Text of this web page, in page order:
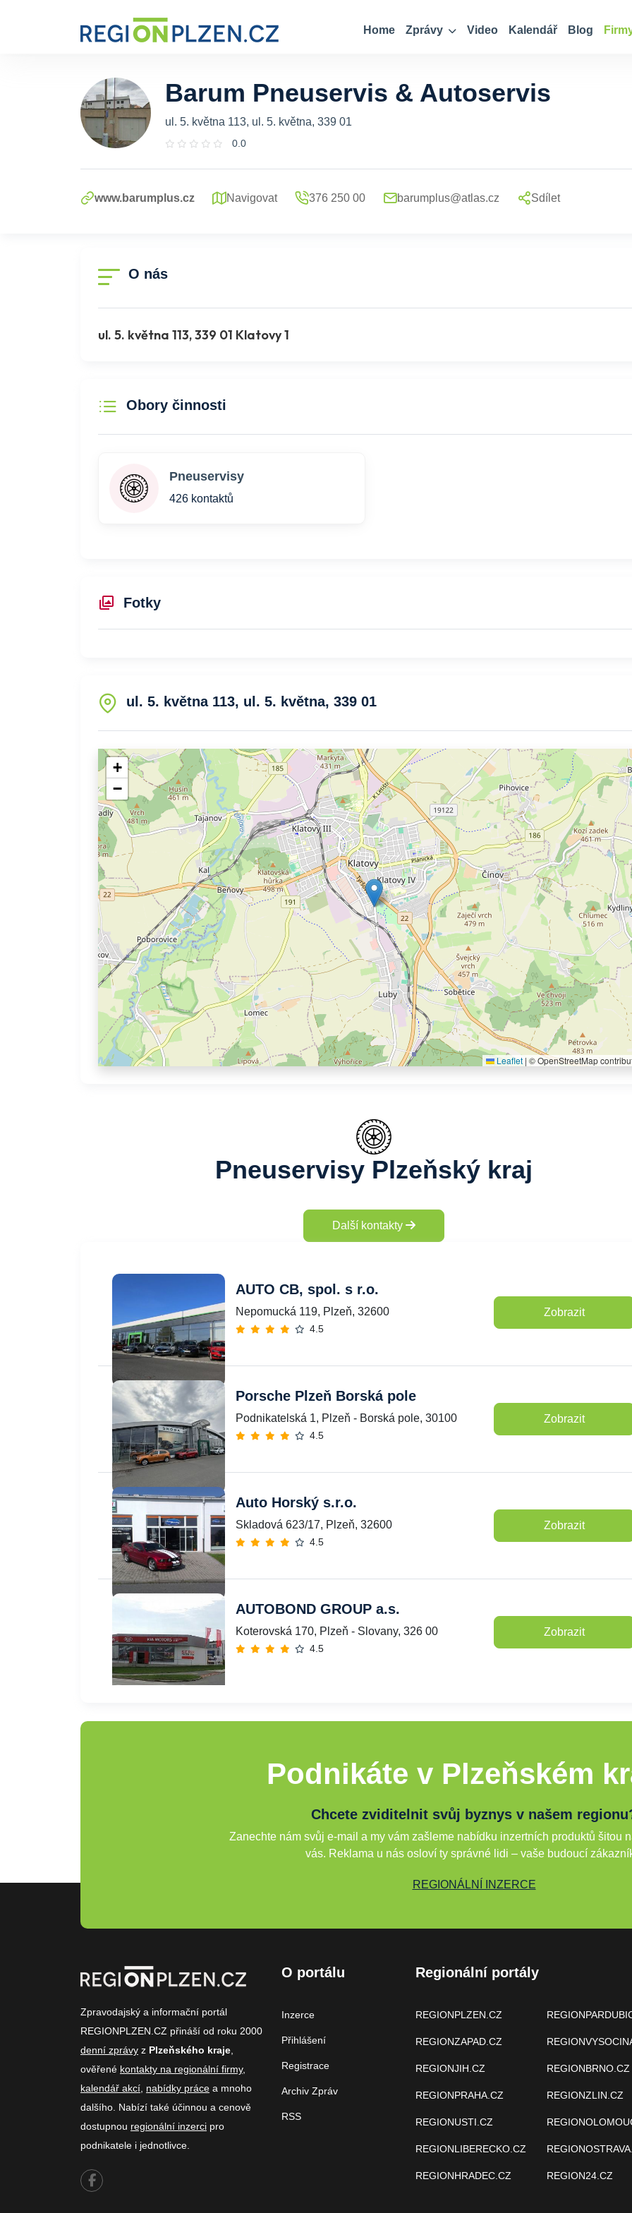
Home Zprávy Video Kalendář Blog
Barum Pneuservis & Autoservis
ul. 5. května 113, ul. 5. května, 339 01
0.0
www.barumplus.cz Navigovat 376 250 00 barumplus@atlas.cz Sdílet
O nás
ul. 5. května 113, 339 01 Klatovy 1
Obory činnosti
Pneuservisy
426 kontaktů
Fotky
ul. 5. května 113, ul. 5. května, 339 01
+
−
Leaflet | © OpenStreetMap
Pneuservisy Plzeňský kraj
Další kontakty
AUTO CB, spol. s r.o.
Nepomucká 119, Plzeň, 32600
4.5
Zobrazit
Porsche Plzeň Borská pole
Podnikatelská 1, Plzeň - Borská pole, 30100
4.5
Zobrazit
Auto Horský s.r.o.
Skladová 623/17, Plzeň, 32600
4.5
Zobrazit
AUTOBOND GROUP a.s.
Koterovská 170, Plzeň - Slovany, 326 00
4.5
Zobrazit
Podnikáte v Plzeňském
Chcete zviditelnit svůj byznys v našem
Zanechte nám svůj e-mail a my vám zašleme nabídku inzertních produktů šitou
vás. Reklama u nás osloví ty správné lidi – vaše budoucí
REGIONÁLNÍ INZERCE
Zpravodajský a informační portál
REGIONPLZEN.CZ přináší od roku 2000
denní zprávy z Plzeňského kraje
ověřené kontakty na regionální firmy,
kalendář akcí nabídky práce a mnoho
dalšího. Nabízí také účinnou a cenově
dostupnou regionální inzerci pro
podnikatele i jednotlivce.
O portálu
Inzerce
Přihlášení
Registrace
Archiv Zpráv
RSS
Regionální portály
REGIONPLZEN.CZ
REGIONZAPAD.CZ
REGIONJIH.CZ
REGIONPRAHA.CZ
REGIONUSTI.CZ
REGIONLIBERECKO.CZ
REGIONHRADEC.CZ
REGIONBRNO.CZ
REGIONZLIN.CZ
REGION24.CZ